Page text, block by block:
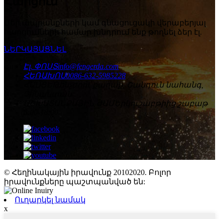
Մեր ապրանքների կամ գնացուցակի վերաբերյալ
հարցումների համար խնդրում ենք թողնել ձեր էլ.
ՆԵՐԿԱՅԱՑՆԵԼ
Էլ. ՓՈՍՏinfo@fengerda.com
ՀԵՌԱԽՈՍ0086-632-5985228
Թենչժոու քաղաք, Շանդուն նահանգ,
Երկուշաբթիից շաբաթ
© Հեղինակային իրավունք 20102020. Բոլոր
իրավունքները պաշտպանված են:
Ուղարկել նամակ
x